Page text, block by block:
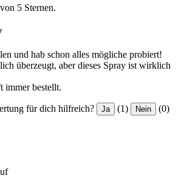
5 Sternen.
und hab schon alles mögliche probiert!
überzeugt, aber dieses Spray ist wirklich
immer bestellt.
für dich hilfreich? Ja (1) Nein (0)